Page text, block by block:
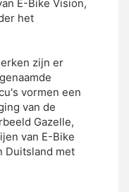
E-Bike Vision,
het
zijn er
vormen een
van de
Gazelle,
van E-Bike
Duitsland met